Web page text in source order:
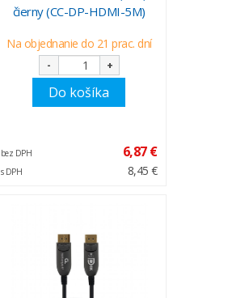
čierny (CC-DP-HDMI-5M)
Na objednanie do 21 prac. dní
- +
Do košíka
bez DPH 6,87 €
s DPH 8,45 €